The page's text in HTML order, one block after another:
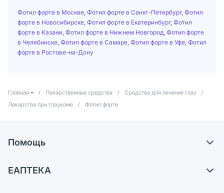
Фотил форте в Москве Фотил форте в Санкт-Петербург, Фотил
форте в Новосибирске Фотил форте в Екатеринбург, Фотил
форте в Казани Фотил форте в Нижнем Новгород Фотил форте
в Челябинске Фотил форте в Самаре Фотил форте в Уфе Фотил
форте в Ростове-на-Дону
Главная / Лекарственные средства / Средства для лечения глаз
/
Лекарства при глаукоме
/ Фотил форте
Помощь
Обмен и возврат
ЕАПТЕКА